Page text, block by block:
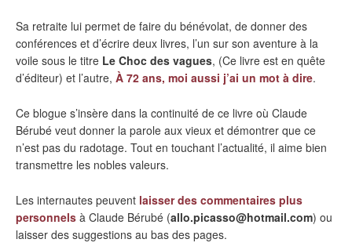
Sa retraite lui permet de faire du bénévolat, de donner des
conférences et d’écrire deux livres, l’un sur son aventure à la
voile sous le titre Le Choc des vagues, (Ce livre est en quête
d’éditeur) et l’autre, À 72 ans, moi aussi j’ai un mot à dire.
Ce blogue s’insère dans la continuité de ce livre où Claude
Bérubé veut donner la parole aux vieux et démontrer que ce
n’est pas du radotage. Tout en touchant l’actualité, il aime bien
transmettre les nobles valeurs.
Les internautes peuvent laisser des commentaires plus
personnels à Claude Bérubé (allo.picasso@hotmail.com) ou
laisser des suggestions au bas des pages.